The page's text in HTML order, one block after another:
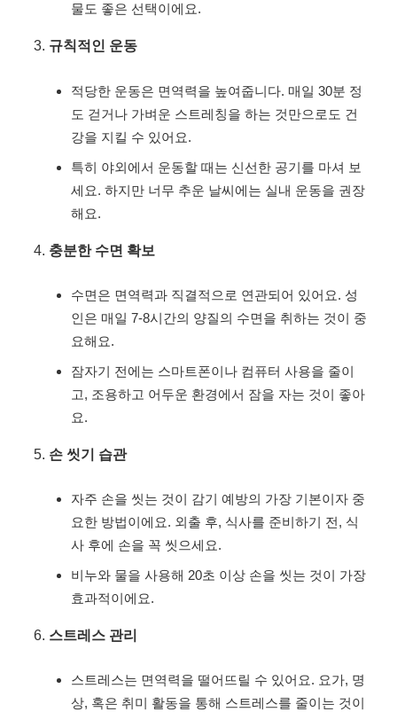
물도 좋은 선택이에요.
규칙적인 운동
적당한 운동은 면역력을 높여줍니다. 매일 30분 정
도 걷거나 가벼운 스트레칭을 하는 것만으로도 건
강을 지킬 수 있어요.
특히 야외에서 운동할 때는 신선한 공기를 마셔 보
세요. 하지만 너무 추운 날씨에는 실내 운동을 권장
해요.
충분한 수면 확보
수면은 면역력과 직결적으로 연관되어 있어요. 성
인은 매일 7-8시간의 양질의 수면을 취하는 것이 중
요해요.
잠자기 전에는 스마트폰이나 컴퓨터 사용을 줄이
고, 조용하고 어두운 환경에서 잠을 자는 것이 좋아
요.
손 씻기 습관
자주 손을 씻는 것이 감기 예방의 가장 기본이자 중
요한 방법이에요. 외출 후, 식사를 준비하기 전, 식
사 후에 손을 꼭 씻으세요.
비누와 물을 사용해 20초 이상 손을 씻는 것이 가장
효과적이에요.
스트레스 관리
스트레스는 면역력을 떨어뜨릴 수 있어요. 요가, 명
상, 혹은 취미 활동을 통해 스트레스를 줄이는 것이